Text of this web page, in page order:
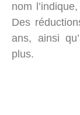
nom
Des
ans, ainsi
plus.